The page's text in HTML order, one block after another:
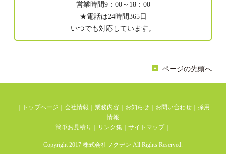
営業時間9：00～18：00
★電話は24時間365日
いつでも対応しています。
ページの先頭へ
トップページ 会社情報 業務内容 お知らせ お問い合わせ
採用
情報
簡単お見積り
リンク集 サイトマップ｜
Copyright 2017 株式会社フクデン All Rights Reserved.